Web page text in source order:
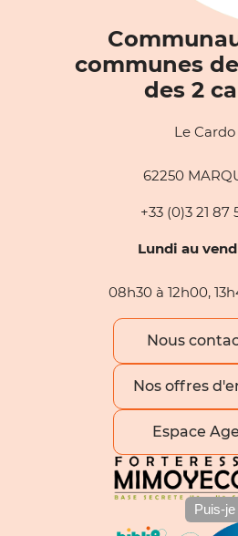
communes
des 2
Le Cardo
62250
+33 (0)3 21 87
Lundi au
08h30 à 12h00,
Nous
Nos offres
Espace
Puis-